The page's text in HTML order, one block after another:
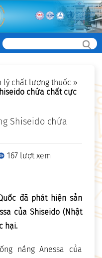
lý chất lượng thuốc »
chứa chất cực
Shiseido chứa
167 lượt xem
đã phát hiện sản
của Shiseido (Nhật
hại.
nắng Anessa của